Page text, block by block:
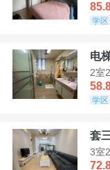
学区
电
2室
学区
套
3室